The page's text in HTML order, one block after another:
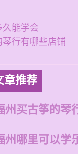
久能学会
行有哪些店铺
章推荐
州买古筝的琴
州哪里可以学